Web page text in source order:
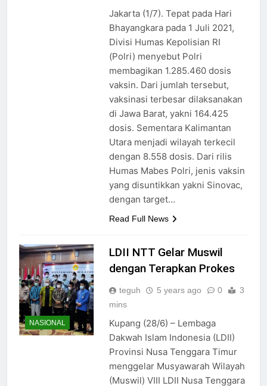
Jakarta (1/7). Tepat pada Hari
Bhayangkara pada 1 Juli 2021,
Divisi Humas Kepolisian RI
(Polri) menyebut Polri
membagikan 1.285.460 dosis
vaksin. Dari jumlah tersebut,
vaksinasi terbesar dilaksanakan
di Jawa Barat, yakni 164.425
dosis. Sementara Kalimantan
Utara menjadi wilayah terkecil
dengan 8.558 dosis. Dari rilis
Humas Mabes Polri, jenis vaksin
yang disuntikkan yakni Sinovac,
dengan target…
Read Full News
NASIONAL
LDII NTT Gelar Muswil
dengan Terapkan Prokes
teguh 5 years ago 0
3
mins
Kupang (28/6) – Lembaga
Dakwah Islam Indonesia (LDII)
Provinsi Nusa Tenggara Timur
menggelar Musyawarah Wilayah
(Muswil) VIII LDII Nusa Tenggara